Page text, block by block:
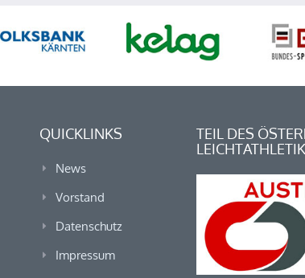
QUICKLINKS
News
Vorstand
Datenschutz
Impressum
TEIL DES